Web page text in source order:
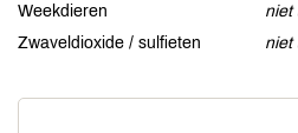
Weekdieren
niet
Zwaveldioxide / sulfieten
niet